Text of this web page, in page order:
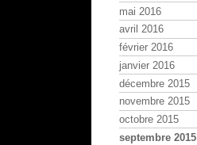
mai 2016
avril 2016
février 2016
janvier 2016
décembre 2015
novembre 2015
octobre 2015
septembre 2015